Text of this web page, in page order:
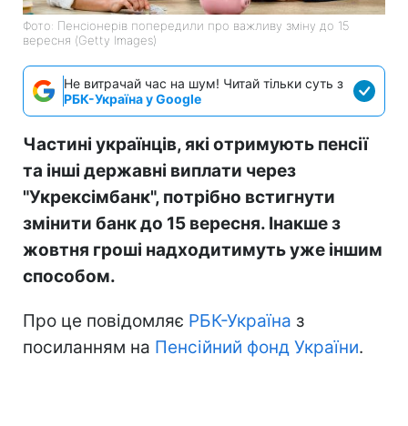
Фото: Пенсіонерів попередили про важливу зміну до 15
вересня (Getty Images)
Не витрачай час на шум! Читай тільки суть з
РБК-Україна у Google
Частині українців, які отримують пенсії
та інші державні виплати через
"Укрексімбанк", потрібно встигнути
змінити банк до 15 вересня. Інакше з
жовтня гроші надходитимуть уже іншим
способом.
Про це повідомляє РБК-Україна з
посиланням на Пенсійний фонд України.